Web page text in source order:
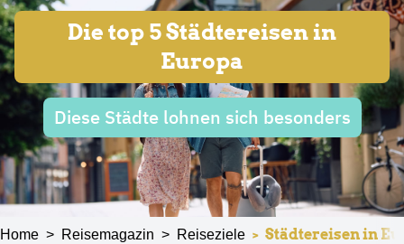
Die top 5 Städtereisen in
Europa
Diese Städte lohnen sich besonders
Home > Reisemagazin > Reiseziele > Städtereisen in